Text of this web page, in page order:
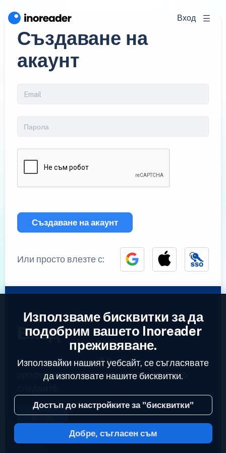
Вход
Създаване на
акаунт
Създаване на акаунт
Или просто влезте с:
Вход
Вече имате акаунт?Въведете вашият
профил за да достъпите емисиите които
Вход
2023 © Inoreader
Използваме бисквитки за да
подобрим вашето Inoreader
преживяване.
Използвайки нашият уебсайт, се съгласявате
да използвате нашите бисквитки.
Достъп до настройките за "бисквитки"
Добре, съгласен съм